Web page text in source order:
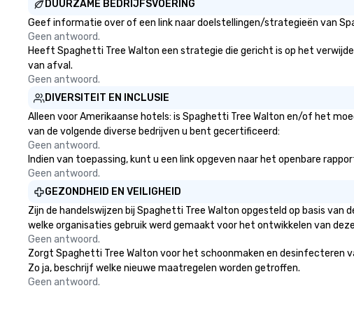
DUURZAME BEDRIJFSVOERING
Geef informatie over of een link naar doelstellingen/strategieën van
Geen antwoord.
Heeft Spaghetti Tree Walton een strategie die gericht is op het
van afval.
Geen antwoord.
DIVERSITEIT EN INCLUSIE
Alleen voor Amerikaanse hotels: is Spaghetti Tree Walton en/of het
van de volgende diverse bedrijven u bent gecertificeerd:
Geen antwoord.
Indien van toepassing, kunt u een link opgeven naar het openbare
Geen antwoord.
GEZONDHEID EN VEILIGHEID
Zijn de handelswijzen bij Spaghetti Tree Walton opgesteld op basis
welke organisaties gebruik werd gemaakt voor het ontwikkelen van
Geen antwoord.
Zorgt Spaghetti Tree Walton voor het schoonmaken en desinfecteren
Zo ja, beschrijf welke nieuwe maatregelen worden getroffen.
Geen antwoord.